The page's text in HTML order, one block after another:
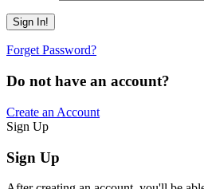
Forget Password?
Do not have an account?
Create an Account
Sign Up
Sign Up